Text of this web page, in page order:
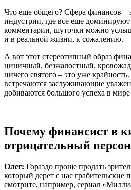
Что еще общего? Сфера финансов –
индустрии, где все еще
комментарии, шуточки можно
и в реальной жизни, к сожалению.
А вот этот стереотипный образ
циничный, безжалостный,
ничего святого – это уже
встречаются заслуживающие
добиваются большого успеха в
Почему финансист в
отрицательный
Олег: Гораздо проще продать
который дерет с нас грабительские
смотрите, например, сериал